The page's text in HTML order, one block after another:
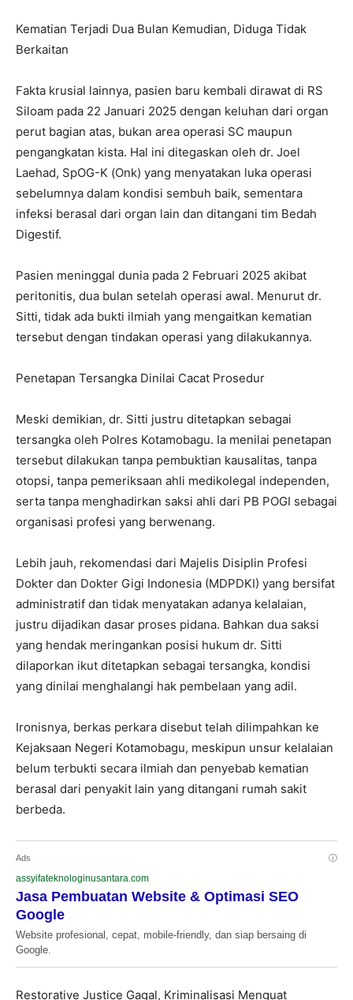
Kematian Terjadi Dua Bulan Kemudian, Diduga Tidak
Berkaitan
Fakta krusial lainnya, pasien baru kembali dirawat di RS
Siloam pada 22 Januari 2025 dengan keluhan dari organ
perut bagian atas, bukan area operasi SC maupun
pengangkatan kista. Hal ini ditegaskan oleh dr. Joel
Laehad, SpOG-K (Onk) yang menyatakan luka operasi
sebelumnya dalam kondisi sembuh baik, sementara
infeksi berasal dari organ lain dan ditangani tim Bedah
Digestif.
Pasien meninggal dunia pada 2 Februari 2025 akibat
peritonitis, dua bulan setelah operasi awal. Menurut dr.
Sitti, tidak ada bukti ilmiah yang mengaitkan kematian
tersebut dengan tindakan operasi yang dilakukannya.
Penetapan Tersangka Dinilai Cacat Prosedur
Meski demikian, dr. Sitti justru ditetapkan sebagai
tersangka oleh Polres Kotamobagu. Ia menilai penetapan
tersebut dilakukan tanpa pembuktian kausalitas, tanpa
otopsi, tanpa pemeriksaan ahli medikolegal independen,
serta tanpa menghadirkan saksi ahli dari PB POGI sebagai
organisasi profesi yang berwenang.
Lebih jauh, rekomendasi dari Majelis Disiplin Profesi
Dokter dan Dokter Gigi Indonesia (MDPDKI) yang bersifat
administratif dan tidak menyatakan adanya kelalaian,
justru dijadikan dasar proses pidana. Bahkan dua saksi
yang hendak meringankan posisi hukum dr. Sitti
dilaporkan ikut ditetapkan sebagai tersangka, kondisi
yang dinilai menghalangi hak pembelaan yang adil.
Ironisnya, berkas perkara disebut telah dilimpahkan ke
Kejaksaan Negeri Kotamobagu, meskipun unsur kelalaian
belum terbukti secara ilmiah dan penyebab kematian
berasal dari penyakit lain yang ditangani rumah sakit
berbeda.
Ads ⓘ
assyifateknologinusantara.com
Jasa Pembuatan Website & Optimasi SEO
Google
Website profesional, cepat, mobile-friendly, dan siap bersaing di
Google.
Restorative Justice Gagal, Kriminalisasi Menguat